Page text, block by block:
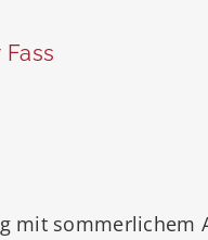
mit sommerlichem